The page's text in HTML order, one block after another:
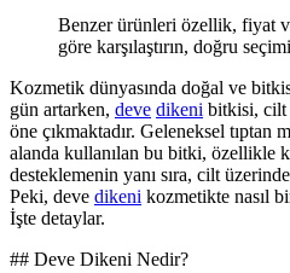
Benzer ürünleri özellik, fiyat
göre karşılaştırın, doğru
Kozmetik dünyasında doğal ve
gün artarken, deve dikeni bitkisi, cilt
öne çıkmaktadır. Geleneksel tıptan
alanda kullanılan bu bitki, özellikle
desteklemenin yanı sıra, cilt
Peki, deve dikeni kozmetikte nasıl
İşte detaylar.
## Deve Dikeni Nedir?